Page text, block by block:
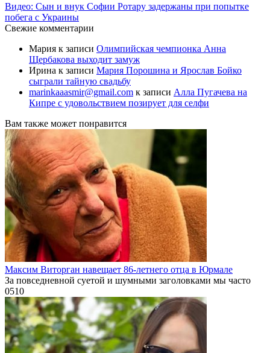
Видео: Сын и внук Софии Ротару задержаны при попытке
побега с Украины
Свежие комментарии
Мария к записи Олимпийская чемпионка Анна
Щербакова выходит замуж
Ирина к записи Мария Порошина и Ярослав Бойко
сыграли тайную свадьбу
marinkaaasmir@gmail.com к записи Алла Пугачева на
Кипре с удовольствием позирует для селфи
Вам также может понравится
Максим Виторган навещает 86-летнего отца в Юрмале
За повседневной суетой и шумными заголовками мы часто
0510